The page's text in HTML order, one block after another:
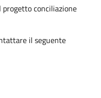
conciliazione
il seguente